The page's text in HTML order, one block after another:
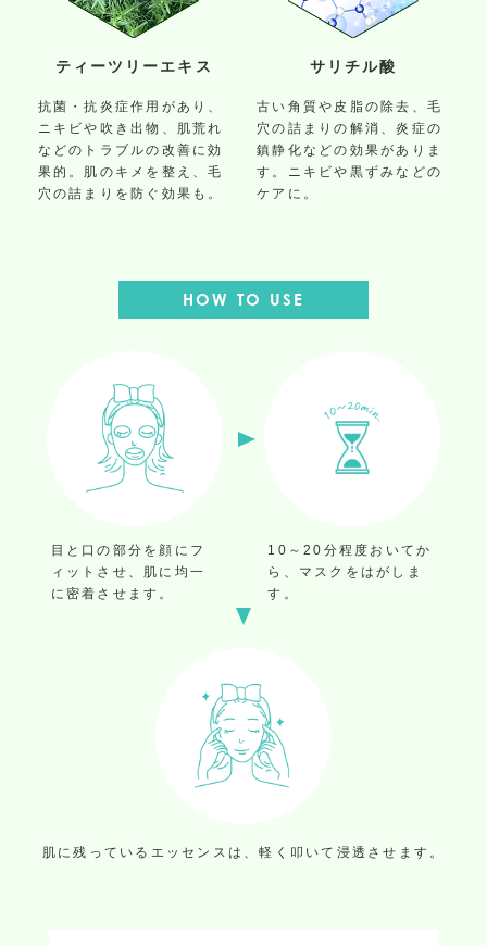
ティーツリーエキス
抗菌・抗炎症作用があり、
ニキビや吹き出物、肌荒れ
などのトラブルの改善に効
果的。肌のキメを整え、毛
穴の詰まりを防ぐ効果も。
サリチル酸
古い角質や皮脂の除去、毛
穴の詰まりの解消、炎症の
鎮静化などの効果がありま
す。ニキビや黒ずみなどの
ケアに。
HOW TO USE
目と口の部分を顔にフ
ィットさせ、肌に均一
に密着させます。
10～20分程度おいてか
ら、マスクをはがしま
す。
肌に残っているエッセンスは、軽く叩いて浸透させます。